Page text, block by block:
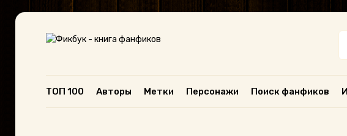
ТОП 100 Авторы Метки Персонажи Поиск фанфиков